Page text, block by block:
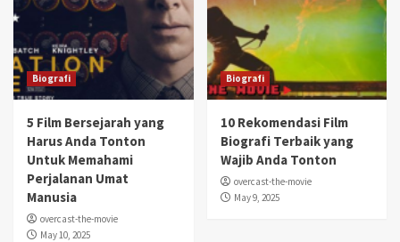
Biografi
5 Film Bersejarah yang
Harus Anda Tonton
Untuk Memahami
Perjalanan Umat
Manusia
overcast-the-movie
May 10, 2025
Biografi
10 Rekomendasi Film
Biografi Terbaik yang
Wajib Anda Tonton
overcast-the-movie
May 9, 2025